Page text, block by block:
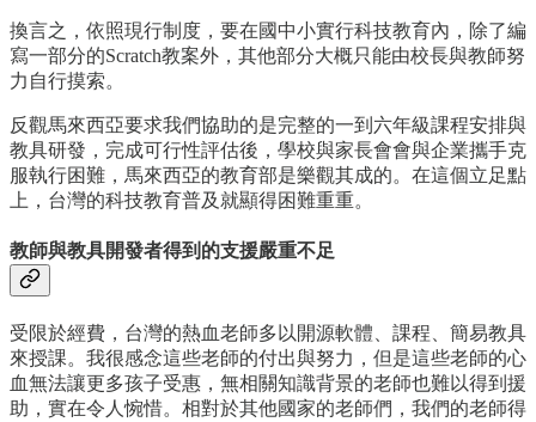
換言之，依照現行制度，要在國中小實行科技教育內，除了編
寫一部分的Scratch教案外，其他部分大概只能由校長與教師努
力自行摸索。
反觀馬來西亞要求我們協助的是完整的一到六年級課程安排與
教具研發，完成可行性評估後，學校與家長會會與企業攜手克
服執行困難，馬來西亞的教育部是樂觀其成的。在這個立足點
上，台灣的科技教育普及就顯得困難重重。
教師與教具開發者得到的支援嚴重不足
受限於經費，台灣的熱血老師多以開源軟體、課程、簡易教具
來授課。我很感念這些老師的付出與努力，但是這些老師的心
血無法讓更多孩子受惠，無相關知識背景的老師也難以得到援
助，實在令人惋惜。相對於其他國家的老師們，我們的老師得